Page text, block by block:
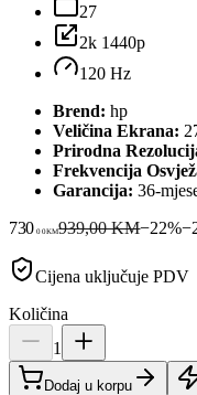
27
2k 1440p
120 Hz
Brend: hp
Veličina Ekrana:
Prirodna
Frekvencija
Garancija: 36-
730 00KM939,00 KM−22%−
Cijena uključuje PDV
Količina
1
Dodaj u korpu